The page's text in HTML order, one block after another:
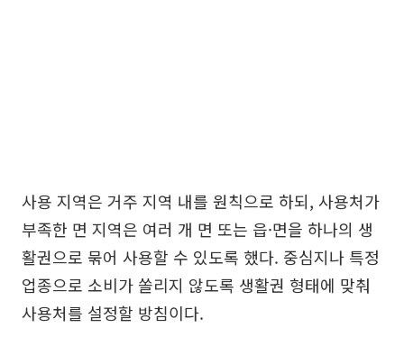
사용 지역은 거주 지역 내를 원칙으로 하되, 사용처가
부족한 면 지역은 여러 개 면 또는 읍·면을 하나의 생
활권으로 묶어 사용할 수 있도록 했다. 중심지나 특정
업종으로 소비가 쏠리지 않도록 생활권 형태에 맞춰
사용처를 설정할 방침이다.